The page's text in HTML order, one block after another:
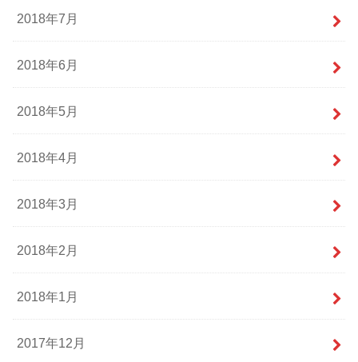
2018年7月
2018年6月
2018年5月
2018年4月
2018年3月
2018年2月
2018年1月
2017年12月